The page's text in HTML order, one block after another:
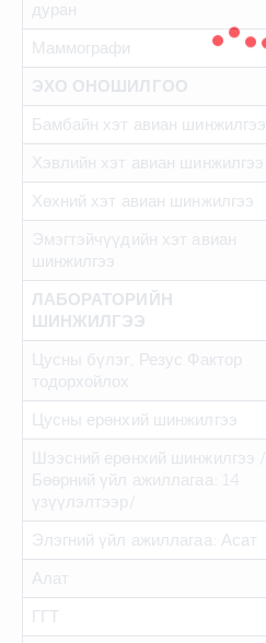
дуран
Маммографи
ЭХО ОНОШИЛГОО
Бамбайн хэт авиан шинжилгээ
Хэвлийн хэт авиан шинжилгээ
Хөхний хэт авиан шинжилгээ
Эмэгтэйчүүдийн хэт авиан
шинжилгээ
ЛАБОРАТОРИЙН
ШИНЖИЛГЭЭ
Цусны бүлэг, Резус Фактор
тодорхойлох
Цусны ерөнхий шинжилгээ
Шээсний ерөнхий шинжилгээ /
Бөөрний үйл ажиллагаа: 14
үзүүлэлтээр/
Элэгний үйл ажиллагаа: Асат
Алат
ГГТ